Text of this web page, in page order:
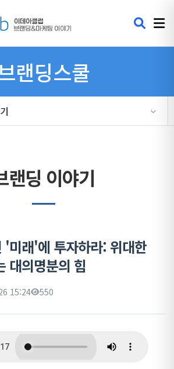
랜딩스쿨
랜딩 이야기
미래'에 투자하라: 위대한
대의명분의 힘
15:24 550